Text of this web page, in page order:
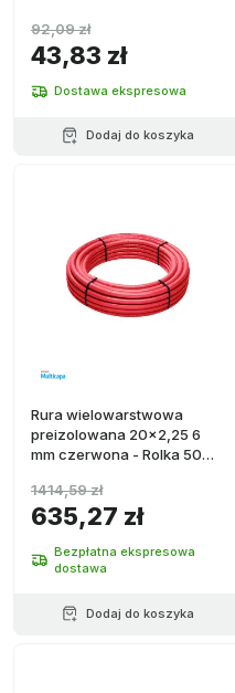
43,83 zł
92,09 zł
Dostawa ekspresowa
Dodaj do koszyka
Rura wielowarstwowa
preizolowana 20x2,25 6
mm czerwona - Rolka 50
635,27 zł
1414,59 zł
Bezpłatna ekspresowa
dostawa
Dodaj do koszyka